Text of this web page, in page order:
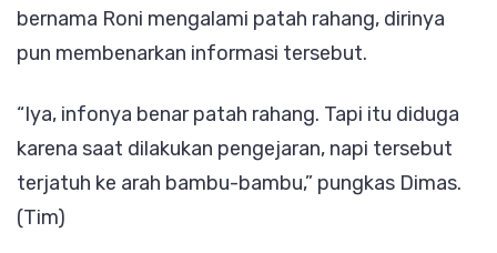
bernama Roni mengalami patah rahang, dirinya
pun membenarkan informasi tersebut.
“Iya, infonya benar patah rahang. Tapi itu diduga
karena saat dilakukan pengejaran, napi tersebut
terjatuh ke arah bambu-bambu,” pungkas Dimas.
(Tim)